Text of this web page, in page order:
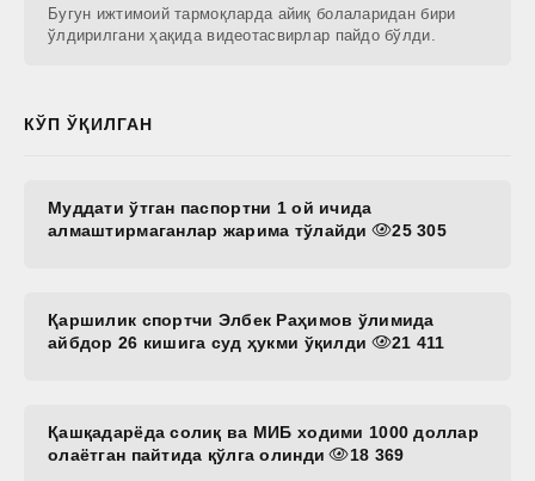
Бугун ижтимоий тармоқларда айиқ болаларидан бири
ўлдирилгани ҳақида видеотасвирлар пайдо бўлди.
КЎП ЎҚИЛГАН
Муддати ўтган паспортни 1 ой ичида
алмаштирмаганлар жарима тўлайди
25 305
Қаршилик спортчи Элбек Раҳимов ўлимида
айбдор 26 кишига суд ҳукми ўқилди
21 411
Қашқадарёда солиқ ва МИБ ходими 1000 доллар
олаётган пайтида қўлга олинди
18 369